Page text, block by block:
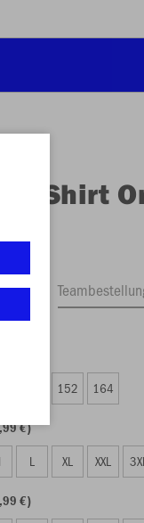
T-Shirt
152 164
€)
L XL XXL 3XL
€)